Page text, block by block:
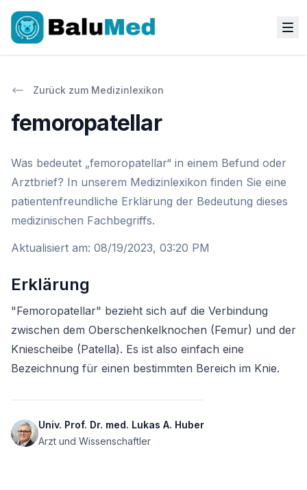
Zurück zum Medizinlexikon
femoropatellar
Was bedeutet „femoropatellar“ in einem Befund oder
Arztbrief? In unserem Medizinlexikon finden Sie eine
patientenfreundliche Erklärung der Bedeutung dieses
medizinischen Fachbegriffs.
Aktualisiert am: 08/19/2023, 03:20 PM
Erklärung
"Femoropatellar" bezieht sich auf die Verbindung
zwischen dem Oberschenkelknochen (Femur) und der
Kniescheibe (Patella). Es ist also einfach eine
Bezeichnung für einen bestimmten Bereich im Knie.
Univ. Prof. Dr. med. Lukas A. Huber
Arzt und Wissenschaftler